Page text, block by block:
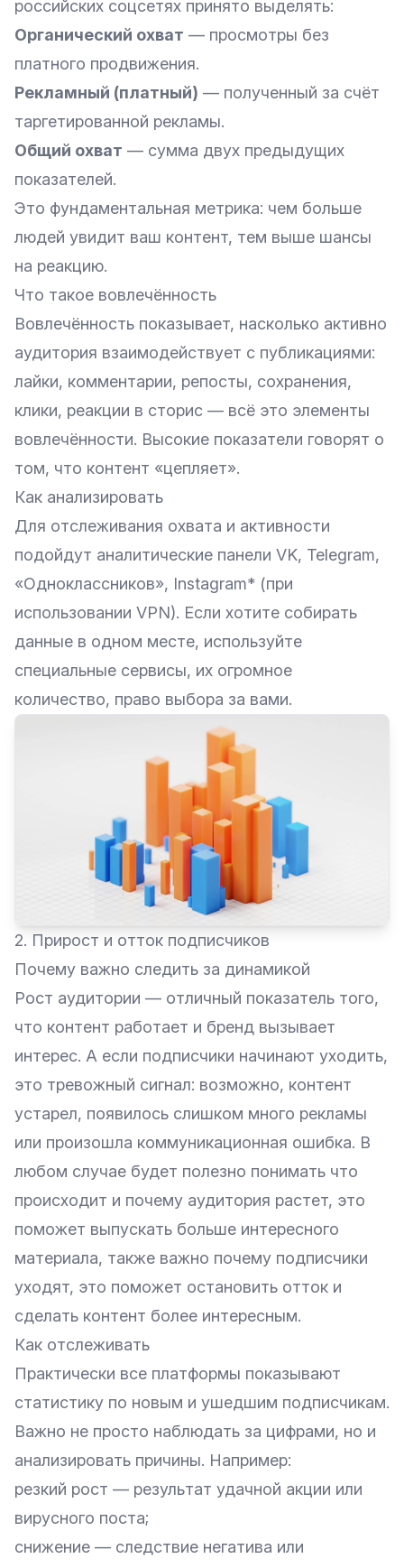
российских соцсетях принято выделять:
Органический охват — просмотры без
платного продвижения.
Рекламный (платный) — полученный за счёт
таргетированной рекламы.
Общий охват — сумма двух предыдущих
показателей.
Это фундаментальная метрика: чем больше
людей увидит ваш контент, тем выше шансы
на реакцию.
Что такое вовлечённость
Вовлечённость показывает, насколько активно
аудитория взаимодействует с публикациями:
лайки, комментарии, репосты, сохранения,
клики, реакции в сторис — всё это элементы
вовлечённости. Высокие показатели говорят о
том, что контент «цепляет».
Как анализировать
Для отслеживания охвата и активности
подойдут аналитические панели VK, Telegram,
«Одноклассников», Instagram* (при
использовании VPN). Если хотите собирать
данные в одном месте, используйте
специальные сервисы, их огромное
количество, право выбора за вами.
2. Прирост и отток подписчиков
Почему важно следить за динамикой
Рост аудитории — отличный показатель того,
что контент работает и бренд вызывает
интерес. А если подписчики начинают уходить,
это тревожный сигнал: возможно, контент
устарел, появилось слишком много рекламы
или произошла коммуникационная ошибка. В
любом случае будет полезно понимать что
происходит и почему аудитория растет, это
поможет выпускать больше интересного
материала, также важно почему подписчики
уходят, это поможет остановить отток и
сделать контент более интересным.
Как отслеживать
Практически все платформы показывают
статистику по новым и ушедшим подписчикам.
Важно не просто наблюдать за цифрами, но и
анализировать причины. Например:
резкий рост — результат удачной акции или
вирусного поста;
снижение — следствие негатива или